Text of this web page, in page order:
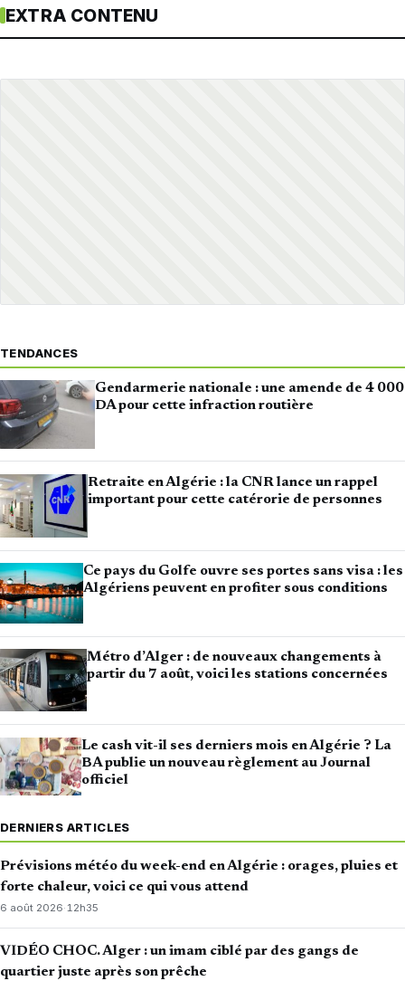
EXTRA CONTENU
TENDANCES
Gendarmerie nationale : une amende de 4 000
DA pour cette infraction routière
Retraite en Algérie : la CNR lance un rappel
important pour cette catérorie de personnes
Ce pays du Golfe ouvre ses portes sans visa : les
Algériens peuvent en profiter sous conditions
Métro d’Alger : de nouveaux changements à
partir du 7 août, voici les stations concernées
Le cash vit-il ses derniers mois en Algérie ? La
BA publie un nouveau règlement au Journal
officiel
DERNIERS ARTICLES
Prévisions météo du week-end en Algérie : orages, pluies et
forte chaleur, voici ce qui vous attend
6 août 2026· 12h35
VIDÉO CHOC. Alger : un imam ciblé par des gangs de
quartier juste après son prêche